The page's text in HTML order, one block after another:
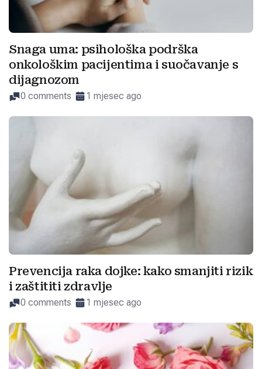
Snaga uma: psihološka podrška
onkološkim pacijentima i suočavanje s
dijagnozom
0 comments 1 mjesec ago
Prevencija raka dojke: kako smanjiti rizik
i zaštititi zdravlje
0 comments 1 mjesec ago